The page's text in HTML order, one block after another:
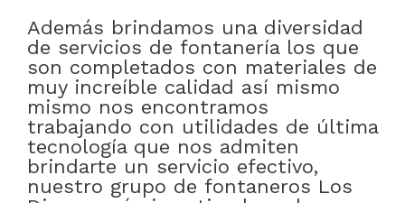
Además brindamos una diversidad
de servicios de fontanería los que
son completados con materiales de
muy increíble calidad así mismo
mismo nos encontramos
trabajando con utilidades de última
tecnología que nos admiten
brindarte un servicio efectivo,
nuestro grupo de fontaneros Los